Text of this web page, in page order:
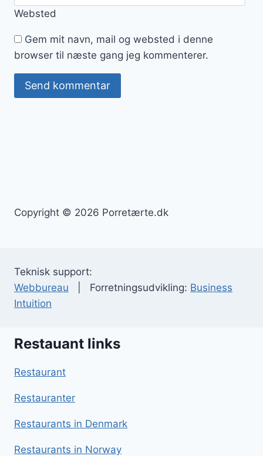
Websted
Gem mit navn, mail og websted i denne
browser til næste gang jeg kommenterer.
Copyright © 2026 Porretærte.dk
Teknisk support:
Webbureau | Forretningsudvikling: Business
Intuition
Restauant links
Restaurant
Restauranter
Restaurants in Denmark
Restaurants in Norway